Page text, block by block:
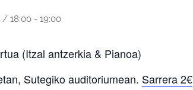
/ 18:00 - 19:00
(Itzal antzerkia & Pianoa)
Sutegiko auditoriumean. Sarrera 2€